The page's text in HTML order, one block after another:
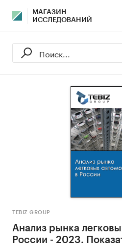
МАГАЗИН
ИССЛЕДОВАНИЙ
TEBIZ GROUP
Анализ рынка
России - 2023.